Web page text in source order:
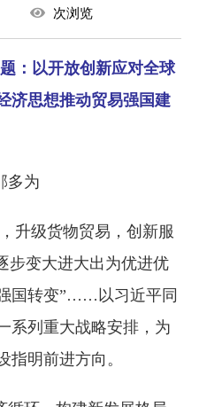
次浏览
题：以开放创新应对全球
思想推动贸易强国建
多为
升级货物贸易，创新服
步变大进大出为优进优
国转变”……以习近平同
系列重大战略安排，为
指明前进方向。